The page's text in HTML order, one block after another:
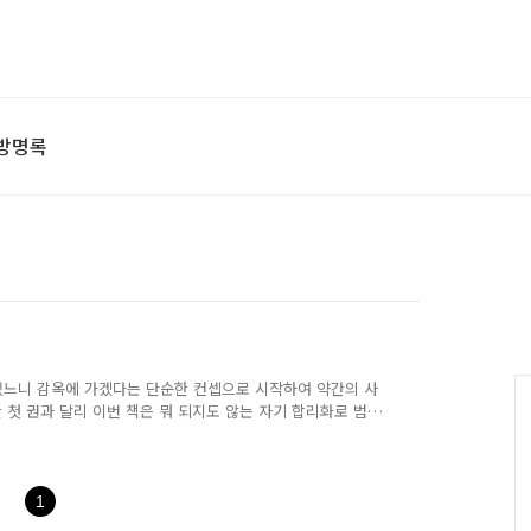
명록
니 감옥에 가겠다는 단순한 컨셉으로 시작하여 약간의 사
권과 달리 이번 책은 뭐 되지도 않는 자기 합리화로 범
의 기본인 재미도 없고 약간의 짜증을 동반한다.보석상
던 거 같은데 읽기 시작한 책이라 끝까지 읽었는데 역시
1